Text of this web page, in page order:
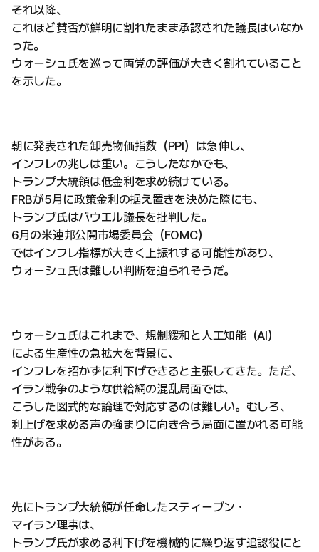
それ以降、
これほど賛否が鮮明に割れたまま承認された議長はいなか
った。
ウォーシュ氏を巡って両党の評価が大きく割れていること
を示した。
朝に発表された卸売物価指数（PPI）は急伸し、
インフレの兆しは重い。こうしたなかでも、
トランプ大統領は低金利を求め続けている。
FRBが5月に政策金利の据え置きを決めた際にも、
トランプ氏はパウエル議長を批判した。
6月の米連邦公開市場委員会（FOMC）
ではインフレ指標が大きく上振れする可能性があり、
ウォーシュ氏は難しい判断を迫られそうだ。
ウォーシュ氏はこれまで、規制緩和と人工知能（AI）
による生産性の急拡大を背景に、
インフレを招かずに利下げできると主張してきた。ただ、
イラン戦争のような供給網の混乱局面では、
こうした図式的な論理で対応するのは難しい。むしろ、
利上げを求める声の強まりに向き合う局面に置かれる可能
性がある。
先にトランプ大統領が任命したスティーブン・
マイラン理事は、
トランプ氏が求める利下げを機械的に繰り返す追認役にと